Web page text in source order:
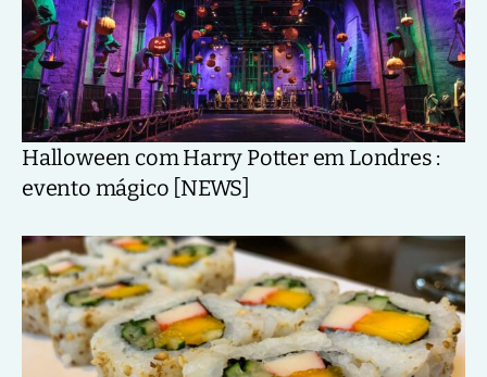
Halloween com Harry Potter em Londres :
evento mágico [NEWS]